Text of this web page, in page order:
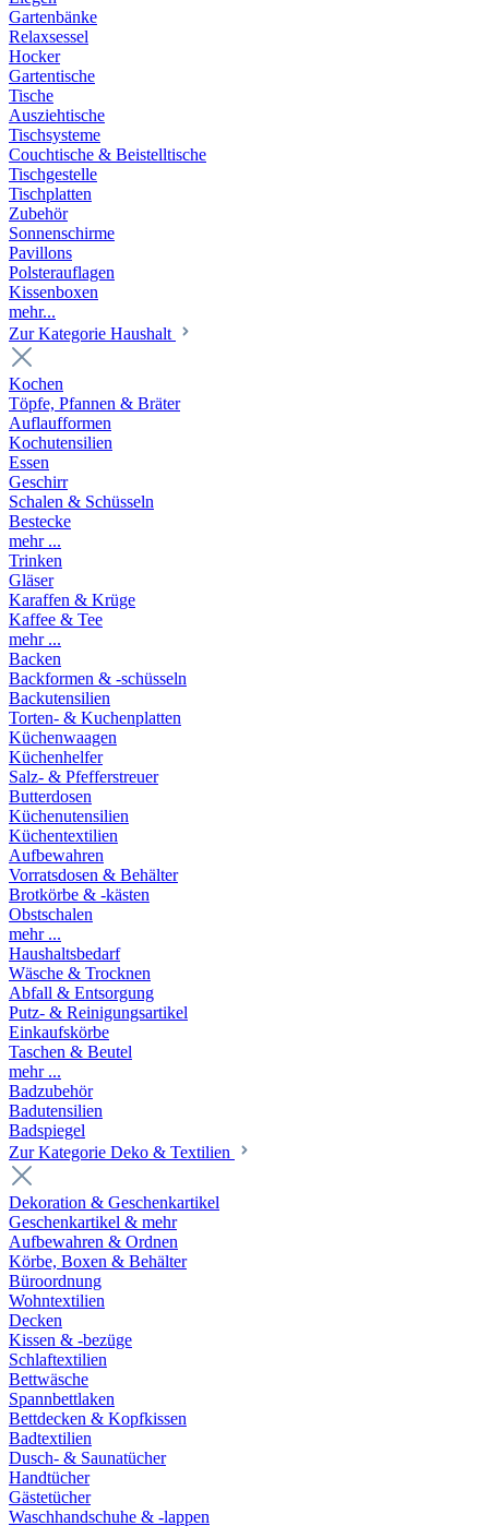
Gartenbänke
Relaxsessel
Hocker
Gartentische
Tische
Ausziehtische
Tischsysteme
Couchtische & Beistelltische
Tischgestelle
Tischplatten
Zubehör
Sonnenschirme
Pavillons
Polsterauflagen
Kissenboxen
mehr...
Zur Kategorie Haushalt
Kochen
Töpfe, Pfannen & Bräter
Auflaufformen
Kochutensilien
Essen
Geschirr
Schalen & Schüsseln
Bestecke
mehr ...
Trinken
Gläser
Karaffen & Krüge
Kaffee & Tee
mehr ...
Backen
Backformen & -schüsseln
Backutensilien
Torten- & Kuchenplatten
Küchenwaagen
Küchenhelfer
Salz- & Pfefferstreuer
Butterdosen
Küchenutensilien
Küchentextilien
Aufbewahren
Vorratsdosen & Behälter
Brotkörbe & -kästen
Obstschalen
mehr ...
Haushaltsbedarf
Wäsche & Trocknen
Abfall & Entsorgung
Putz- & Reinigungsartikel
Einkaufskörbe
Taschen & Beutel
mehr ...
Badzubehör
Badutensilien
Badspiegel
Zur Kategorie Deko & Textilien
Dekoration & Geschenkartikel
Geschenkartikel & mehr
Aufbewahren & Ordnen
Körbe, Boxen & Behälter
Büroordnung
Wohntextilien
Decken
Kissen & -bezüge
Schlaftextilien
Bettwäsche
Spannbettlaken
Bettdecken & Kopfkissen
Badtextilien
Dusch- & Saunatücher
Handtücher
Gästetücher
Waschhandschuhe & -lappen